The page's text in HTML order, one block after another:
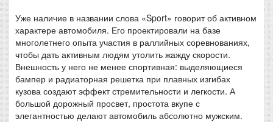
Уже наличие в названии слова «Sport» говорит об активном
характере автомобиля. Его проектировали на базе
многолетнего опыта участия в раллийных соревнованиях,
чтобы дать активным людям утолить жажду скорости.
Внешность у него не менее спортивная: выделяющиеся
бампер и радиаторная решетка при плавных изгибах
кузова создают эффект стремительности и легкости. А
большой дорожный просвет, простота вкупе с
элегантностью делают автомобиль абсолютно мужским.